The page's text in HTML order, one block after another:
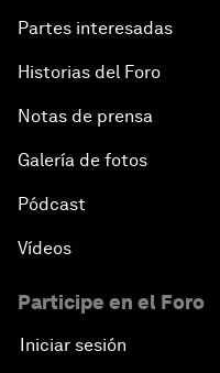
Partes interesadas
Historias del Foro
Notas de prensa
Galería de fotos
Pódcast
Vídeos
Participe en el Foro
Iniciar sesión